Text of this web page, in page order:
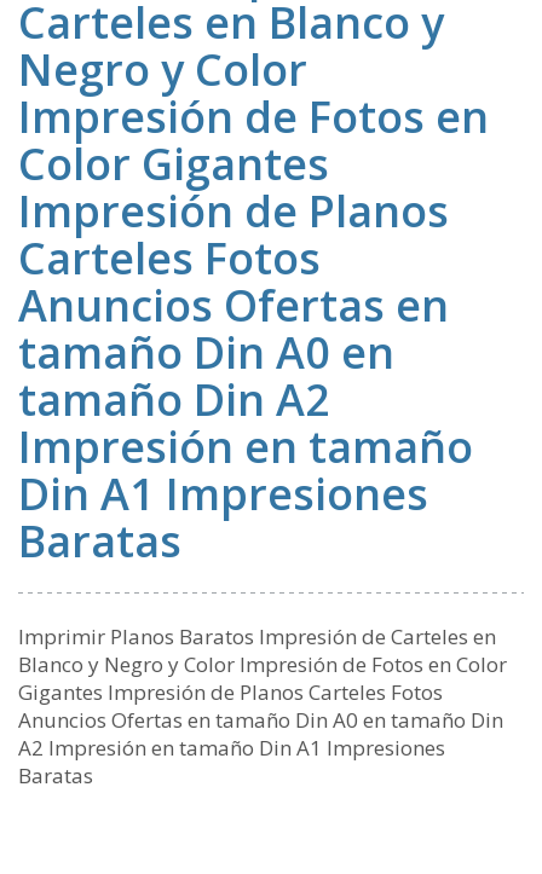
Carteles en Blanco y
Negro y Color
Impresión de Fotos en
Color Gigantes
Impresión de Planos
Carteles Fotos
Anuncios Ofertas en
tamaño Din A0 en
tamaño Din A2
Impresión en tamaño
Din A1 Impresiones
Baratas
Imprimir Planos Baratos Impresión de Carteles en
Blanco y Negro y Color Impresión de Fotos en Color
Gigantes Impresión de Planos Carteles Fotos
Anuncios Ofertas en tamaño Din A0 en tamaño Din
A2 Impresión en tamaño Din A1 Impresiones
Baratas